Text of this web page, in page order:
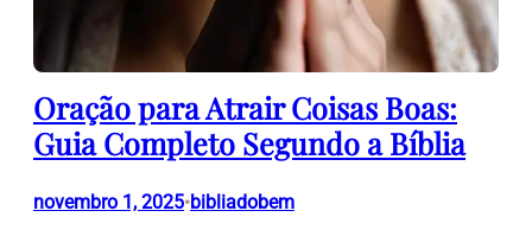
Oração para Atrair Coisas Boas:
Guia Completo Segundo a Bíblia
novembro 1, 2025•bibliadobem